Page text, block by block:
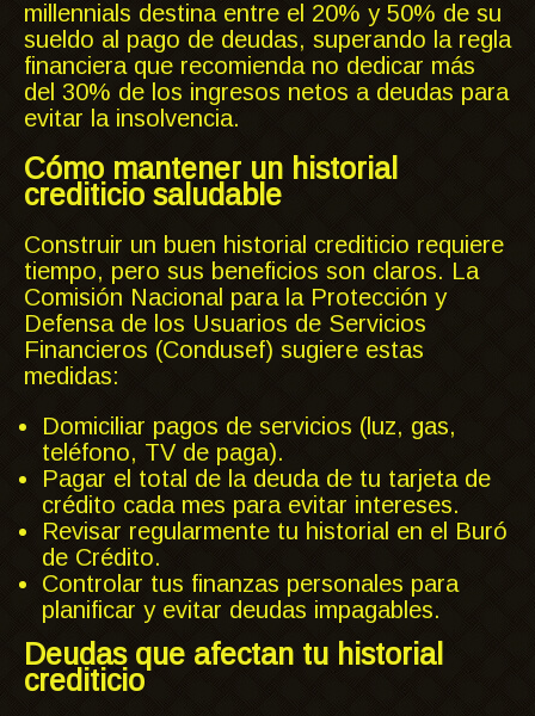
millennials destina entre el 20% y 50% de su
sueldo al pago de deudas, superando la regla
financiera que recomienda no dedicar más
del 30% de los ingresos netos a deudas para
evitar la insolvencia.
Cómo mantener un historial
crediticio saludable
Construir un buen historial crediticio requiere
tiempo, pero sus beneficios son claros. La
Comisión Nacional para la Protección y
Defensa de los Usuarios de Servicios
Financieros (Condusef) sugiere estas
medidas:
Domiciliar pagos de servicios (luz, gas,
teléfono, TV de paga).
Pagar el total de la deuda de tu tarjeta de
crédito cada mes para evitar intereses.
Revisar regularmente tu historial en el Buró
de Crédito.
Controlar tus finanzas personales para
planificar y evitar deudas impagables.
Deudas que afectan tu historial
crediticio